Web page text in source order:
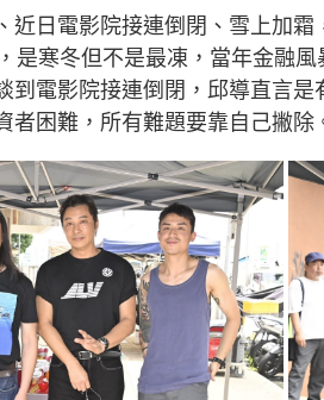
近日電影院接連倒閉、雪上加
是寒冬但不是最凍，當年金融
到電影院接連倒閉，邱導直言
者困難，所有難題要靠自己撇除